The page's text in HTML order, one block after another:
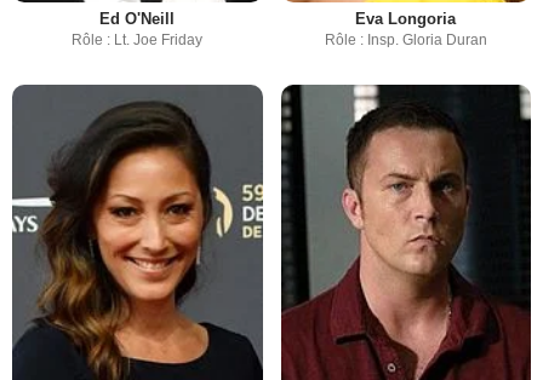
Ed O'Neill
Rôle : Lt. Joe Friday
Eva Longoria
Rôle : Insp. Gloria Duran